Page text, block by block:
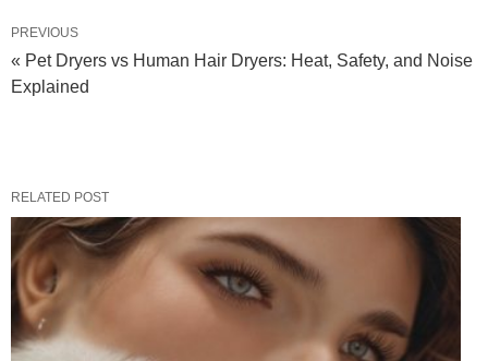
PREVIOUS
« Pet Dryers vs Human Hair Dryers: Heat, Safety, and Noise
Explained
RELATED POST